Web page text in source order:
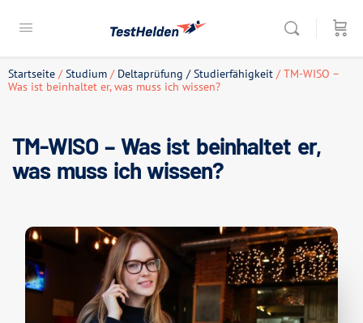
Startseite /Studium / Deltaprüfung / Studierfähigkeit / TM-WISO –
Was ist beinhaltet er, was muss ich wissen?
TM-WISO – Was ist beinhaltet er,
was muss ich wissen?